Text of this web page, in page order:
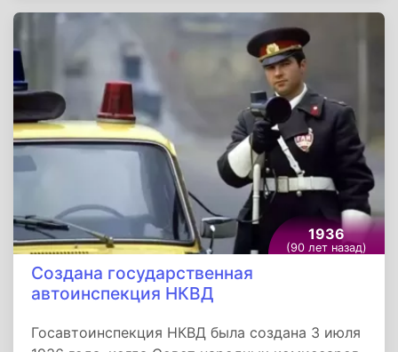
американская компания Western Television, а
их стоимость достигала 75 долларов. При
этом, качество картинки оставляло желать
лучшего. Изображение чаще всего было не
крупнее почтовой марки, невысокая чёткость
позволяла различать лишь общие контуры
предметов, и узнавать лица на очень крупных
планах.
1936
(90 лет назад)
Создана государственная
автоинспекция НКВД
Госавтоинспекция НКВД была создана 3 июля